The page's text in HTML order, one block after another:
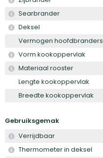
Searbrander
Deksel
Vermogen hoofdbranders
Vorm kookoppervlak
Materiaal rooster
Lengte kookoppervlak
Breedte kookoppervlak
Gebruiksgemak
Verrijdbaar
Thermometer in deksel